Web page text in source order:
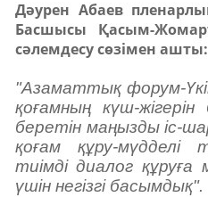
Дәурен Абаев
Басшысы Қасым-
сәлемдесу сөзімен ашты:
"Азаматтық форум-
қоғамның күш-жігерін
беретін маңызды іс-
қоғам құру-мүдделі
тиімді диалог құруға
үшін негізгі басымдық".